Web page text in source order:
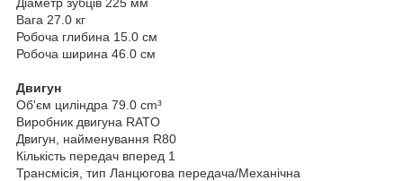
Вага 27.0 кг
Робоча глибина 15.0 см
Робоча ширина 46.0 см
Двигун
Об'єм циліндра 79.0 cm³
Виробник двигуна RATO
Двигун, найменування R80
Кількість передач вперед 1
Трансмісія, тип Ланцюгова передача/Механічна